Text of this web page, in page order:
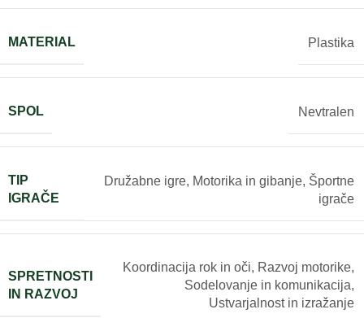
MATERIAL Plastika
SPOL Nevtralen
TIP
IGRAČE
Družabne igre, Motorika in gibanje, Športne
igrače
SPRETNOSTI
IN RAZVOJ
Koordinacija rok in oči, Razvoj motorike,
Sodelovanje in komunikacija,
Ustvarjalnost in izražanje